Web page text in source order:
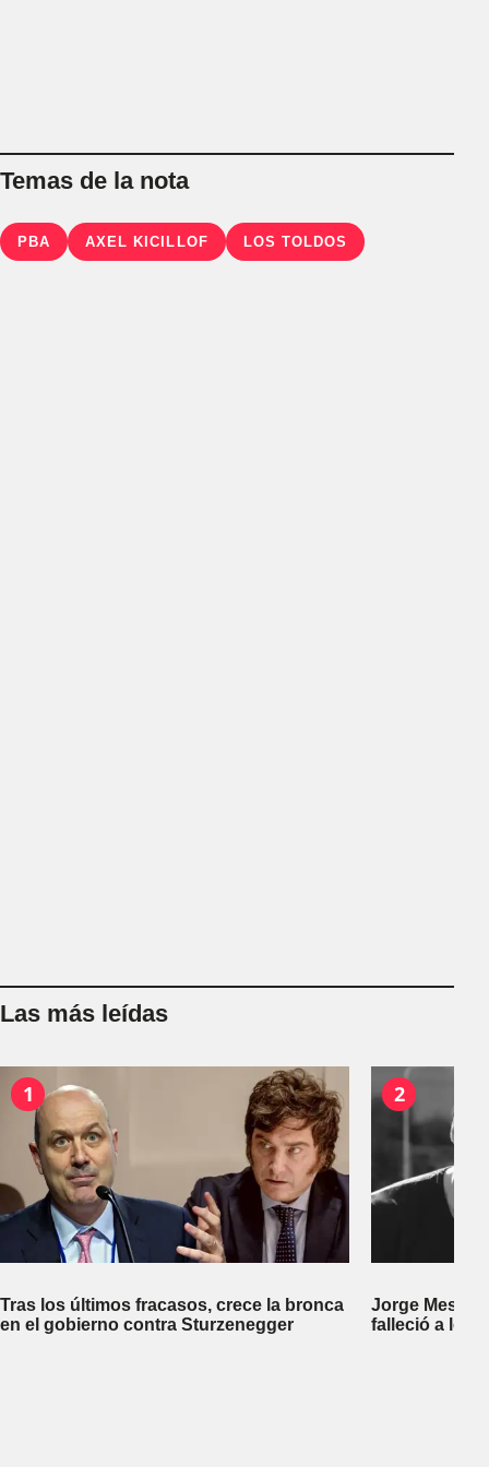
Temas de la nota
PBA AXEL KICILLOF LOS TOLDOS
Las más leídas
1
Tras los últimos fracasos, crece la bronca
en el gobierno contra Sturzenegger
2
Jorge Messi,
falleció a los